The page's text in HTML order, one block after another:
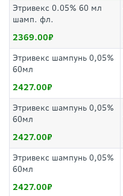
Этривекс 0.05% 60 мл
шамп. фл.
2369.00
Этривекс шампунь 0,05%
60мл
2427.00
Этривекс шампунь 0,05%
60мл
2427.00
Этривекс шампунь 0,05%
60мл
2427.00